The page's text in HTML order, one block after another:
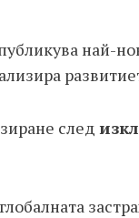
най-
след